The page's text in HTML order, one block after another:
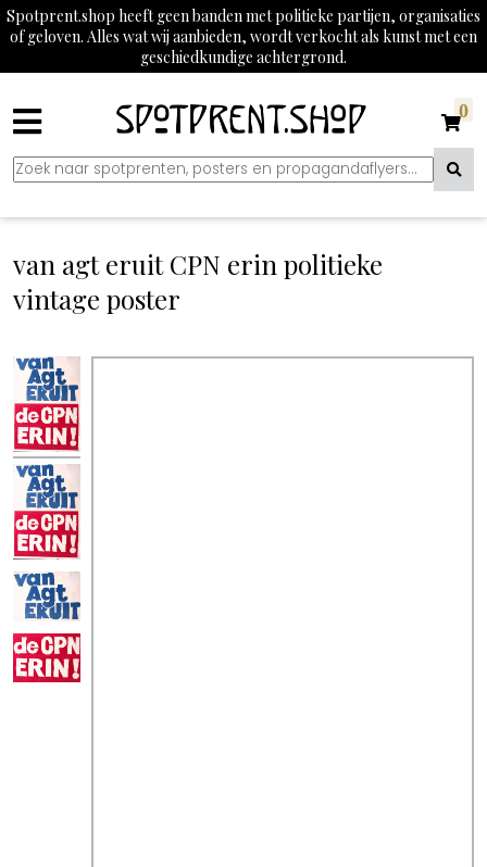
Spotprent.shop heeft geen banden met politieke partijen, organisaties
of geloven. Alles wat wij aanbieden, wordt verkocht als kunst met een
geschiedkundige achtergrond.
0
van agt eruit CPN erin politieke
vintage poster